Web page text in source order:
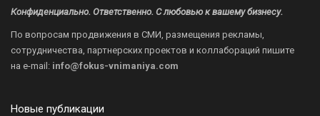
Конфиденциально. Ответственно. С любовью к вашему бизнесу.
По вопросам продвижения в СМИ, размещения рекламы,
сотрудничества, партнерских проектов и коллабораций пишите
на e-mail: info@fokus-vnimaniya.com
Новые публикации